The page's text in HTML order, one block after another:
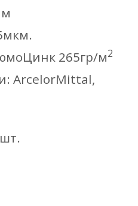
265гр/м2
ArcelorMittal,